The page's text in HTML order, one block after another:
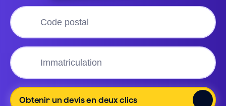
Obtenir un devis en deux clics